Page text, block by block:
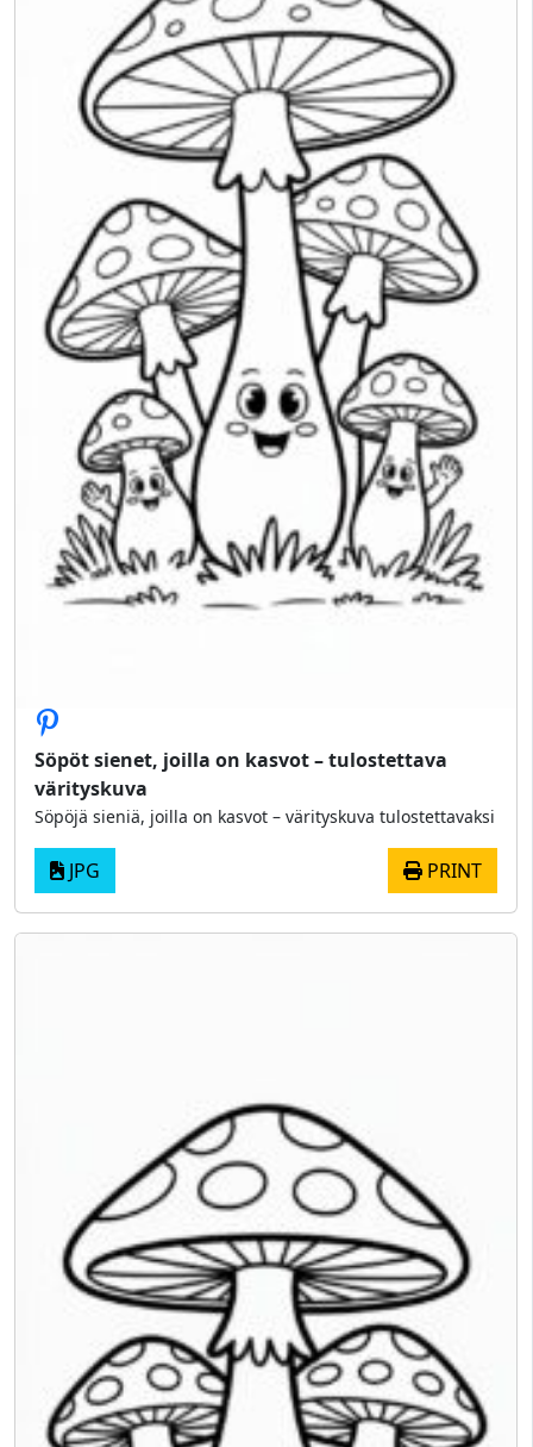
Söpöt sienet, joilla on kasvot – tulostettava
värityskuva
Söpöjä sieniä, joilla on kasvot – värityskuva tulostettavaksi
JPG PRINT